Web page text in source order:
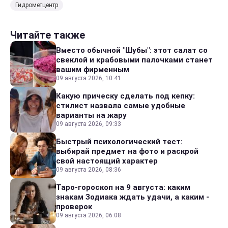
Гидрометцентр
Читайте также
Вместо обычной "Шубы": этот салат со
свеклой и крабовыми палочками станет
вашим фирменным
09 августа 2026, 10:41
Какую прическу сделать под кепку:
стилист назвала самые удобные
варианты на жару
09 августа 2026, 09:33
Быстрый психологический тест:
выбирай предмет на фото и раскрой
свой настоящий характер
09 августа 2026, 08:36
Таро-гороскоп на 9 августа: каким
знакам Зодиака ждать удачи, а каким -
проверок
09 августа 2026, 06:08